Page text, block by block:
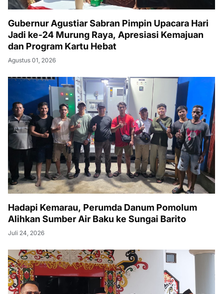
Gubernur Agustiar Sabran Pimpin Upacara Hari
Jadi ke-24 Murung Raya, Apresiasi Kemajuan
dan Program Kartu Hebat
Agustus 01, 2026
Hadapi Kemarau, Perumda Danum Pomolum
Alihkan Sumber Air Baku ke Sungai Barito
Juli 24, 2026